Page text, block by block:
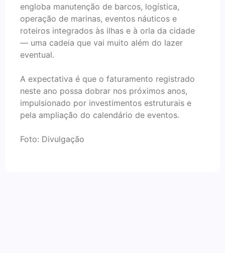
engloba manutenção de barcos, logística,
operação de marinas, eventos náuticos e
roteiros integrados às ilhas e à orla da cidade
— uma cadeia que vai muito além do lazer
eventual.
A expectativa é que o faturamento registrado
neste ano possa dobrar nos próximos anos,
impulsionado por investimentos estruturais e
pela ampliação do calendário de eventos.
Foto: Divulgação